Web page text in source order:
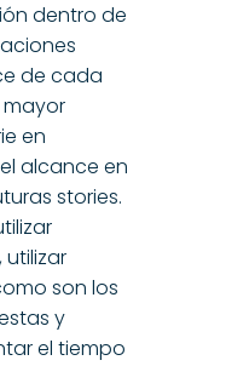
dentro de
de cada
en
alcance en
stories.
son los
y
el tiempo